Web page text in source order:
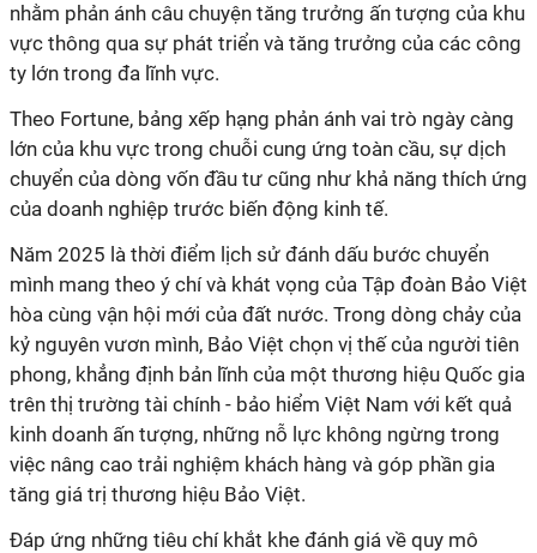
nhằm phản ánh câu chuyện tăng trưởng ấn tượng của khu
vực thông qua sự phát triển và tăng trưởng của các công
ty lớn trong đa lĩnh vực.
Theo Fortune, bảng xếp hạng phản ánh vai trò ngày càng
lớn của khu vực trong chuỗi cung ứng toàn cầu, sự dịch
chuyển của dòng vốn đầu tư cũng như khả năng thích ứng
của doanh nghiệp trước biến động kinh tế.
Năm 2025 là thời điểm lịch sử đánh dấu bước chuyển
mình mang theo ý chí và khát vọng của Tập đoàn Bảo Việt
hòa cùng vận hội mới của đất nước. Trong dòng chảy của
kỷ nguyên vươn mình, Bảo Việt chọn vị thế của người tiên
phong, khẳng định bản lĩnh của một thương hiệu Quốc gia
trên thị trường tài chính - bảo hiểm Việt Nam với kết quả
kinh doanh ấn tượng, những nỗ lực không ngừng trong
việc nâng cao trải nghiệm khách hàng và góp phần gia
tăng giá trị thương hiệu Bảo Việt.
Đáp ứng những tiêu chí khắt khe đánh giá về quy mô